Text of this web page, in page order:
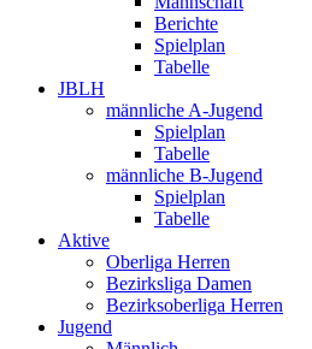
Berichte
Spielplan
Tabelle
JBLH
männliche A-Jugend
Spielplan
Tabelle
männliche B-Jugend
Spielplan
Tabelle
Aktive
Oberliga Herren
Bezirksliga Damen
Bezirksoberliga Herren
Jugend